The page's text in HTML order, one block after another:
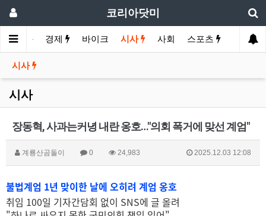
코리아닷미
영화 경제 바이크 시사 사회 스포츠 여행
시사
시사
장동혁, 사과는커녕 내란 옹호…"의회 폭거에 맞선 계엄"
계룡산곰돌이 0 24,983 2025.12.03 12:08
불법계엄 1년 맞이한 날에 오히려 계엄 옹호
취임 100일 기자간담회 없이 SNS에 글 올려